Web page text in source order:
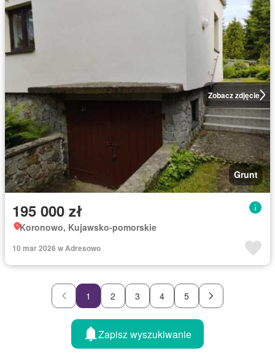
Zobacz zdjęcie
Grunt
195 000 zł
Koronowo, Kujawsko-pomorskie
10 mar 2026 w Adresowo
1 2 3 4 5
Zapisz wyszukiwanie